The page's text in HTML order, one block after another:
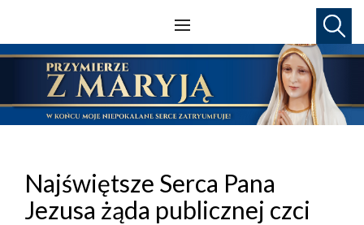
Najświętsze Serca Pana
Jezusa żąda publicznej czci